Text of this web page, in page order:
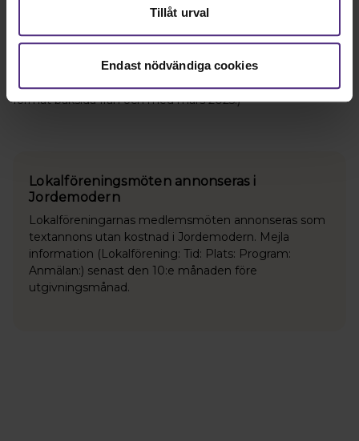
Tillåt urval
Endast nödvändiga cookies
HALVSIDA (satsyta) 125 x 92 mm
HELSIDA (utfallande) 145 x 213 mm + 3 mm utfall
BAKSIDA (utfallande) 115 x 153 mm + 3 mm utfall (OBS nytt
format baksida från och med mars 2025.)
Lokalföreningsmöten annonseras i
Jordemodern
Lokalföreningarnas medlemsmöten annonseras som
textannons utan kostnad i Jordemodern. Mejla
information (Lokalförening: Tid: Plats: Program:
Anmälan:) senast den 10:e månaden före
utgivningsmånad.